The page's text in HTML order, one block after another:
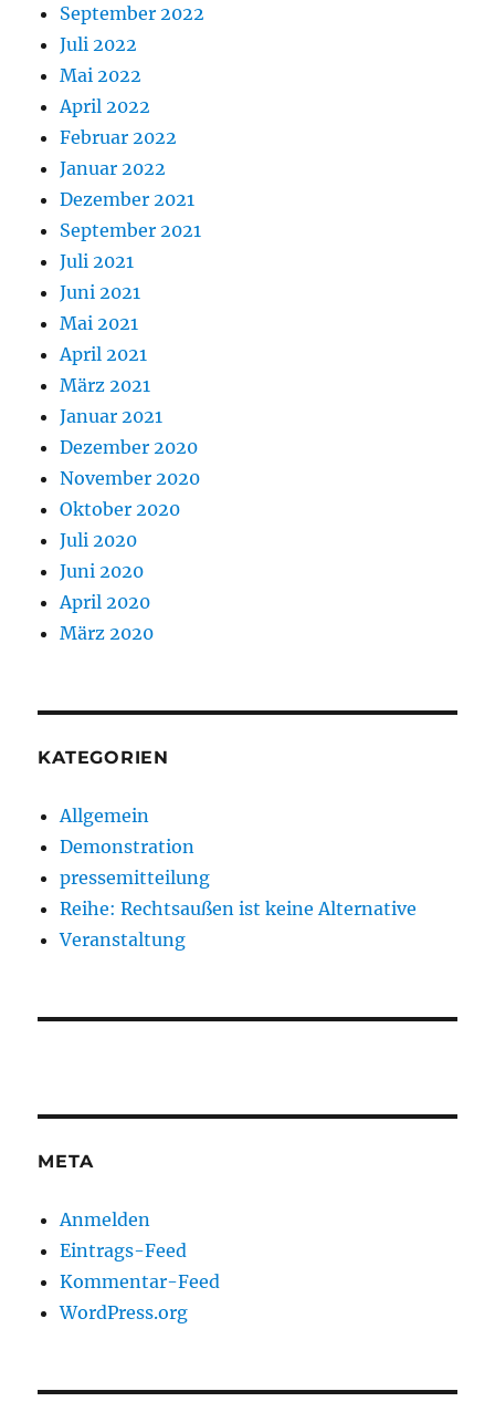
September 2022
Juli 2022
Mai 2022
April 2022
Februar 2022
Januar 2022
Dezember 2021
September 2021
Juli 2021
Juni 2021
Mai 2021
April 2021
März 2021
Januar 2021
Dezember 2020
November 2020
Oktober 2020
Juli 2020
Juni 2020
April 2020
März 2020
KATEGORIEN
Allgemein
Demonstration
pressemitteilung
Reihe: Rechtsaußen ist keine Alternative
Veranstaltung
META
Anmelden
Eintrags-Feed
Kommentar-Feed
WordPress.org